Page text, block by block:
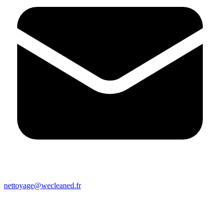
nettoyage@wecleaned.fr